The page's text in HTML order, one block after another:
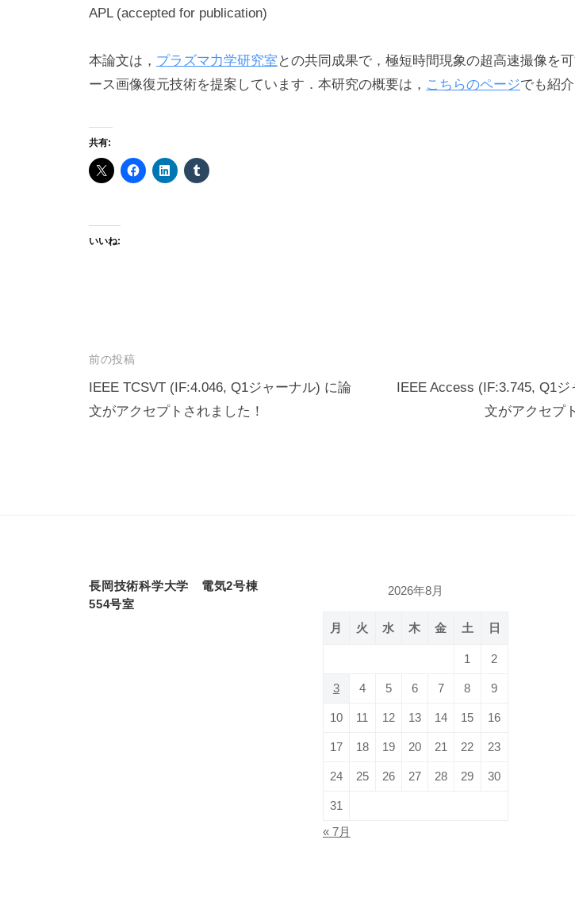
a
APL (accepted for publication)
本論文は， プラズマ力学研究室 との共同成果で，極短時間現象の超高速撮像を
ース画像復元技術を提案しています．本研究の概要は， こちらのページでも紹
共有:
いいね:
投
稿
ナ
前の投稿
IEEE TCSVT (IF:4.046, Q1ジャーナル) に論
文がアクセプトされました！
IEEE Access (IF:3.745, Q1
文がアクセプ
長岡技術科学大学 電気2号棟
554号室
2026年8月
月 火 水 木 金 土 日
1 2
3 4 5 6 7 8 9
10 11 12 13 14 15 16
17 18 19 20 21 22 23
24 25 26 27 28 29 30
31
« 7月